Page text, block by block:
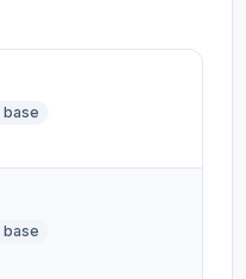
base
base